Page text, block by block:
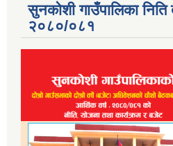
सुनकोशी गाउँपालिका
२०८०/०८१